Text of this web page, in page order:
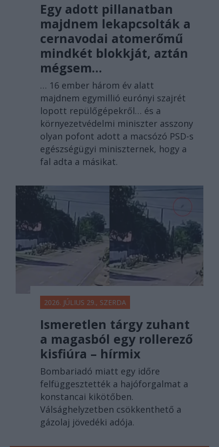
Egy adott pillanatban
majdnem lekapcsolták a
cernavodai atomerőmű
mindkét blokkját, aztán
mégsem…
… 16 ember három év alatt
majdnem egymillió eurónyi szajrét
lopott repülőgépekről… és a
környezetvédelmi miniszter asszony
olyan pofont adott a macsózó PSD-s
egészségügyi miniszternek, hogy a
fal adta a másikat.
2026. JÚLIUS 29., SZERDA
Ismeretlen tárgy zuhant
a magasból egy rollerező
kisfiúra – hírmix
Bombariadó miatt egy időre
felfüggesztették a hajóforgalmat a
konstancai kikötőben.
Válsághelyzetben csökkenthető a
gázolaj jövedéki adója.